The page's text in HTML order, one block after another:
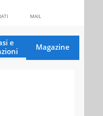
MAIL
e
Magazine